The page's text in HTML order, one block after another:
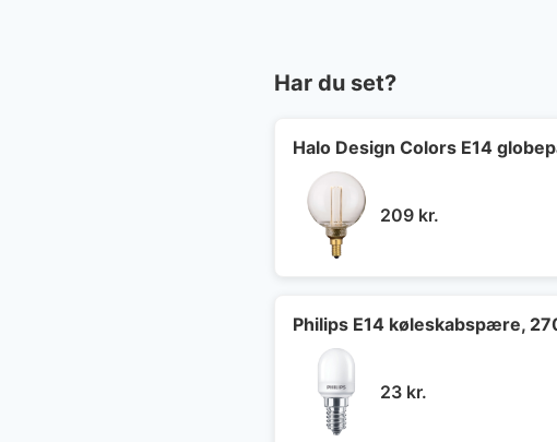
Har du set?
Halo Design Colors E14
209 kr.
Philips E14 køleskabspære,
23 kr.